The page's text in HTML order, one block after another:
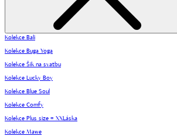
Kolekce Bali
Kolekce Buga Yoga
Kolekce Šik na svatbu
Kolekce Lucky Boy
Kolekce Blue Soul
Kolekce Comfy
Kolekce Plus size = XXLáska
Kolekce Mawe